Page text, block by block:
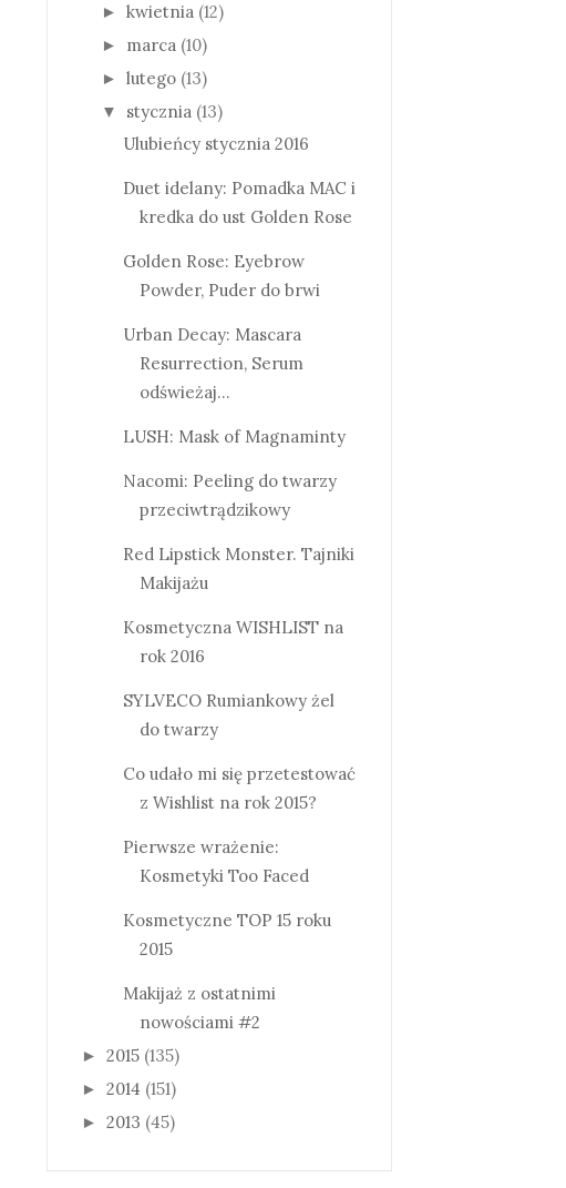
► kwietnia (12)
► marca (10)
► lutego (13)
▼ stycznia (13)
Ulubieńcy stycznia 2016
Duet idelany: Pomadka MAC i
kredka do ust Golden Rose
Golden Rose: Eyebrow
Powder, Puder do brwi
Urban Decay: Mascara
Resurrection, Serum
odświeżaj...
LUSH: Mask of Magnaminty
Nacomi: Peeling do twarzy
przeciwtrądzikowy
Red Lipstick Monster. Tajniki
Makijażu
Kosmetyczna WISHLIST na
rok 2016
SYLVECO Rumiankowy żel
do twarzy
Co udało mi się przetestować
z Wishlist na rok 2015?
Pierwsze wrażenie:
Kosmetyki Too Faced
Kosmetyczne TOP 15 roku
2015
Makijaż z ostatnimi
nowościami #2
► 2015 (135)
► 2014 (151)
► 2013 (45)